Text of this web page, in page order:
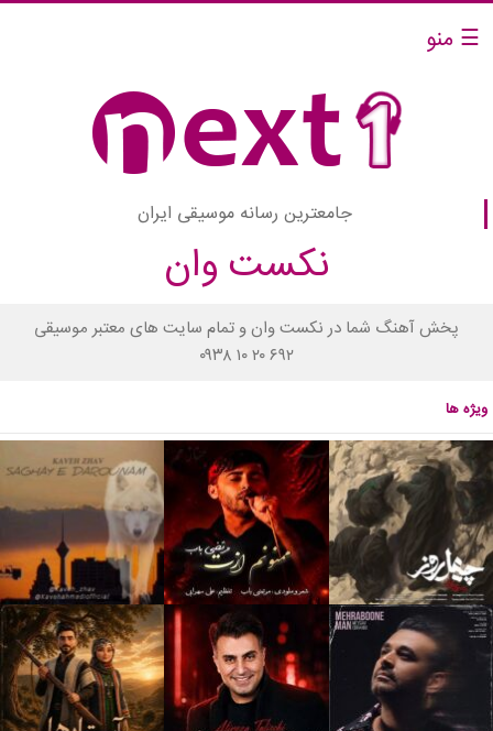
☰ منو
جامعترین رسانه موسیقی ایران
نکست وان
پخش آهنگ شما در نکست وان و تمام سایت های معتبر موسیقی
۰۹۳۸ ۱۰ ۲۰ ۶۹۲
ویژه ها